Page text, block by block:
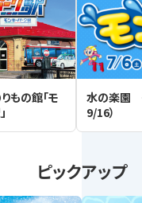
もの館「モ
水の楽園
9/16）
ピックアップ